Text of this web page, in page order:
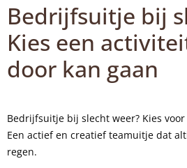
Bedrijfsuitje bij
Kies een
door kan gaan
Bedrijfsuitje bij slecht weer? Kies
Een actief en creatief teamuitje dat
regen.